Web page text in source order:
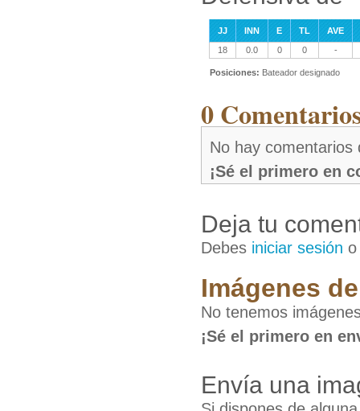
JJ INN E TL
AVE
18
0.0 0 0 -
Posiciones: Bateador designado
0
No hay comentarios
¡Sé el primero en
Deja tu
Debes iniciar sesión
Imágenes
No tenemos
¡Sé el primero en
Envía una